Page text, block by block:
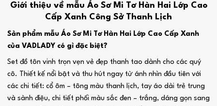
Giới thiệu về mẫu Áo Sơ Mi Tơ Hàn Hai Lớp Cao
Cấp Xanh Công Sở Thanh Lịch
Sản phẩm mẫu Áo Sơ Mi Tơ Hàn Hai Lớp Cao Cấp Xanh
của VADLADY có gì đặc biệt?
Set đồ tôn vinh trọn vẹn vẻ đẹp thanh tao dành cho các quý
cô. Thiết kế nổi bật và thu hút ngay từ ánh nhìn đầu tiên với
các chi tiết: cổ ôm – tông màu thanh lịch, tay áo dài trẻ trung
và sành điệu, chi tiết phối màu sắc đen – trắng, dáng gọn sang